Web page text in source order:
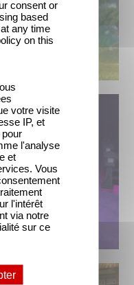
consent or
based
any time
on this
votre visite
IP, et
l'analyse
et
Vous
l'intérêt
via notre
sur ce